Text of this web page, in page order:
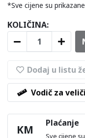
*Sve cijene su
KOLIČINA:
Dodaj u listu
Vodič za
KM Plaćanje
Sve cijene